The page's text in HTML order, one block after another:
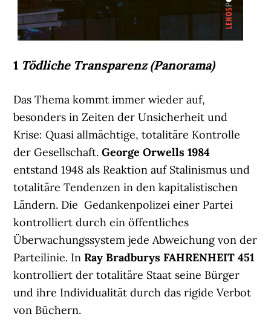
1 Tödliche Transparenz (Panorama)
Das Thema kommt immer wieder auf,
besonders in Zeiten der Unsicherheit und
Krise: Quasi allmächtige, totalitäre Kontrolle
der Gesellschaft.George Orwells 1984
entstand 1948 als Reaktion auf Stalinismus und
totalitäre Tendenzen in den kapitalistischen
Ländern. Die Gedankenpolizei einer Partei
kontrolliert durch ein öffentliches
Überwachungssystem jede Abweichung von der
Parteilinie. InRay Bradburys FAHRENHEIT 451
kontrolliert der totalitäre Staat seine Bürger
und ihre Individualität durch das rigide Verbot
von Büchern.